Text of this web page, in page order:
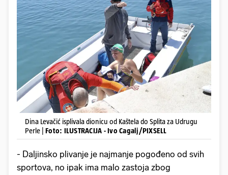
Dina Levačić isplivala dionicu od Kaštela do Splita za Udrugu
Perle | Foto: ILUSTRACIJA - Ivo Cagalj/PIXSELL
- Daljinsko plivanje je najmanje pogođeno od svih
sportova, no ipak ima malo zastoja zbog